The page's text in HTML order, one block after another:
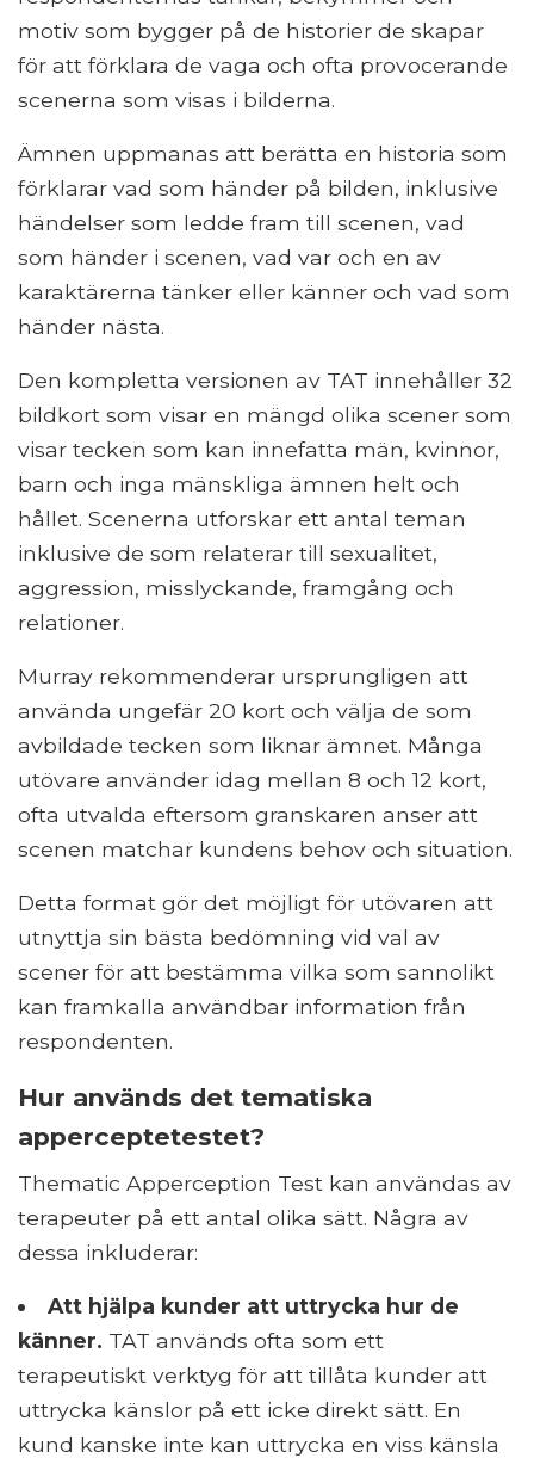
motiv som bygger på de historier de skapar
för att förklara de vaga och ofta provocerande
scenerna som visas i bilderna.
Ämnen uppmanas att berätta en historia som
förklarar vad som händer på bilden, inklusive
händelser som ledde fram till scenen, vad
som händer i scenen, vad var och en av
karaktärerna tänker eller känner och vad som
händer nästa.
Den kompletta versionen av TAT innehåller 32
bildkort som visar en mängd olika scener som
visar tecken som kan innefatta män, kvinnor,
barn och inga mänskliga ämnen helt och
hållet. Scenerna utforskar ett antal teman
inklusive de som relaterar till sexualitet,
aggression, misslyckande, framgång och
relationer.
Murray rekommenderar ursprungligen att
använda ungefär 20 kort och välja de som
avbildade tecken som liknar ämnet. Många
utövare använder idag mellan 8 och 12 kort,
ofta utvalda eftersom granskaren anser att
scenen matchar kundens behov och situation.
Detta format gör det möjligt för utövaren att
utnyttja sin bästa bedömning vid val av
scener för att bestämma vilka som sannolikt
kan framkalla användbar information från
respondenten.
Hur används det tematiska
apperceptetestet?
Thematic Apperception Test kan användas av
terapeuter på ett antal olika sätt. Några av
dessa inkluderar:
Att hjälpa kunder att uttrycka hur de
känner. TAT används ofta som ett
terapeutiskt verktyg för att tillåta kunder att
uttrycka känslor på ett icke direkt sätt. En
kund kanske inte kan uttrycka en viss känsla